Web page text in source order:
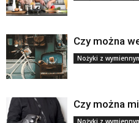
Czy można
Nożyki z
Czy można
Nożyki z